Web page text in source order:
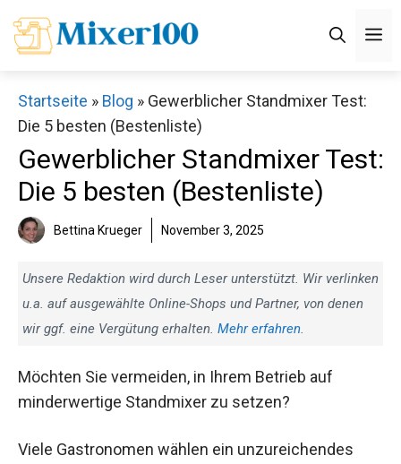
Inhalt
Startseite » Blog » Gewerblicher Standmixer Test:
Die 5 besten (Bestenliste)
Gewerblicher Standmixer Test:
Die 5 besten (Bestenliste)
Bettina Krueger November 3, 2025
Unsere Redaktion wird durch Leser unterstützt. Wir verlinken
u.a. auf ausgewählte Online-Shops und Partner, von denen
wir ggf. eine Vergütung erhalten. Mehr erfahren.
Möchten Sie vermeiden, in Ihrem Betrieb auf
minderwertige Standmixer zu setzen?
Viele Gastronomen wählen ein unzureichendes